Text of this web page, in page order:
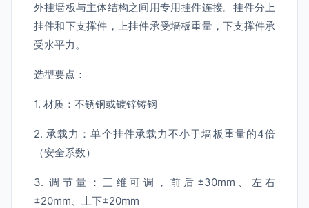
外挂墙板与主体结构之间用专用挂件连接。挂件分上
挂件和下支撑件，上挂件承受墙板重量，下支撑件承
受水平力。
选型要点：
1. 材质：不锈钢或镀锌铸钢
2. 承载力：单个挂件承载力不小于墙板重量的4倍
（安全系数）
3. 调节量：三维可调，前后±30mm、左右
±20mm、上下±20mm